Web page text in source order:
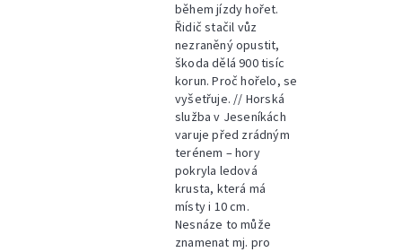
během jízdy hořet.
Řidič stačil vůz
nezraněný opustit,
škoda dělá 900 tisíc
korun. Proč hořelo, se
vyšetřuje. // Horská
služba v Jeseníkách
varuje před zrádným
terénem – hory
pokryla ledová
krusta, která má
místy i 10 cm.
Nesnáze to může
znamenat mj. pro